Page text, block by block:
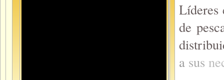
Líderes
de
a sus